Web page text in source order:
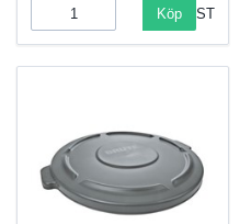
Köp ST